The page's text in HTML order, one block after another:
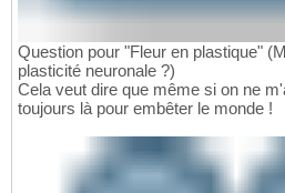
Question pour "Fleur en plastique"
plasticité neuronale ?)
Cela veut dire que même si on ne
toujours là pour embêter le monde !